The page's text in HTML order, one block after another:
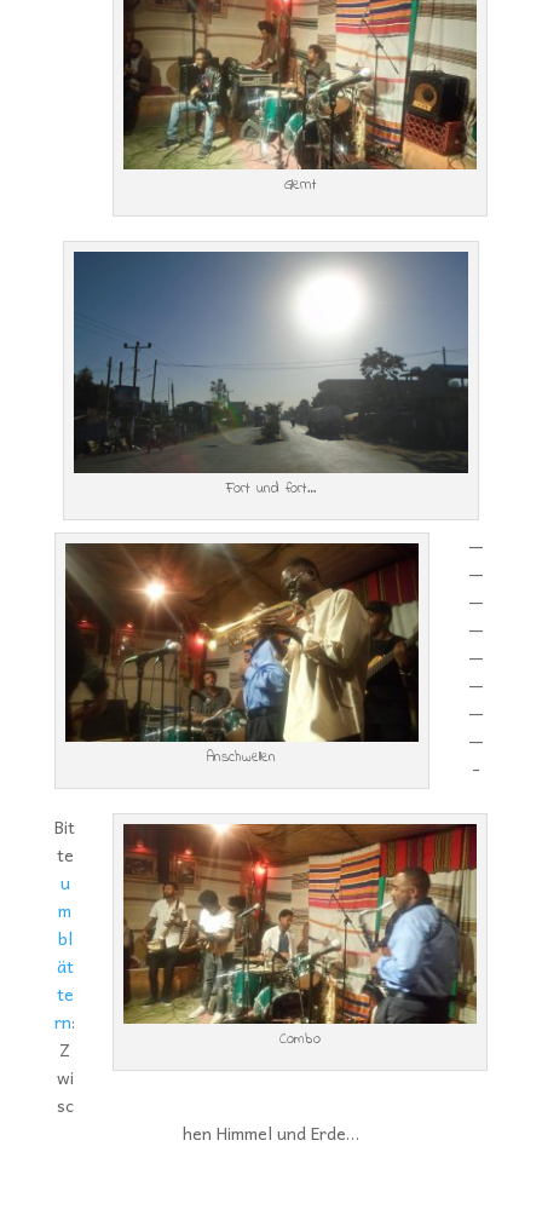
Glernt
Fort und fort…
Anschwellen
Combo
—
—
—
—
—
—
—
—
-
Bit
te
u
m
bl
ät
te
rn:
Z
wi
sc
hen Himmel und Erde…